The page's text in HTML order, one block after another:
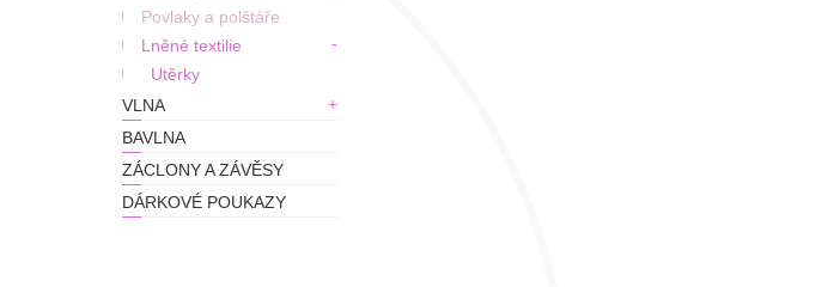
Povlaky a polštáře
Lněné textilie
Utěrky
VLNA
BAVLNA
ZÁCLONY A ZÁVĚSY
DÁRKOVÉ POUKAZY